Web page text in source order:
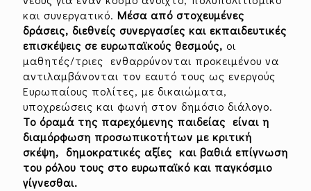
και συνεργατικό. Μέσα από στοχευμένες
δράσεις, διεθνείς συνεργασίες και εκπαιδευτικές
επισκέψεις σε ευρωπαϊκούς θεσμούς, οι
μαθητές/τριες ενθαρρύνονται προκειμένου να
αντιλαμβάνονται τον εαυτό τους ως ενεργούς
Ευρωπαίους πολίτες, με δικαιώματα,
υποχρεώσεις και φωνή στον δημόσιο διάλογο.
Το όραμά της παρεχόμενης παιδείας είναι η
διαμόρφωση προσωπικοτήτων με κριτική
σκέψη, δημοκρατικές αξίες και βαθιά επίγνωση
του ρόλου τους στο ευρωπαϊκό και παγκόσμιο
γίγνεσθαι.